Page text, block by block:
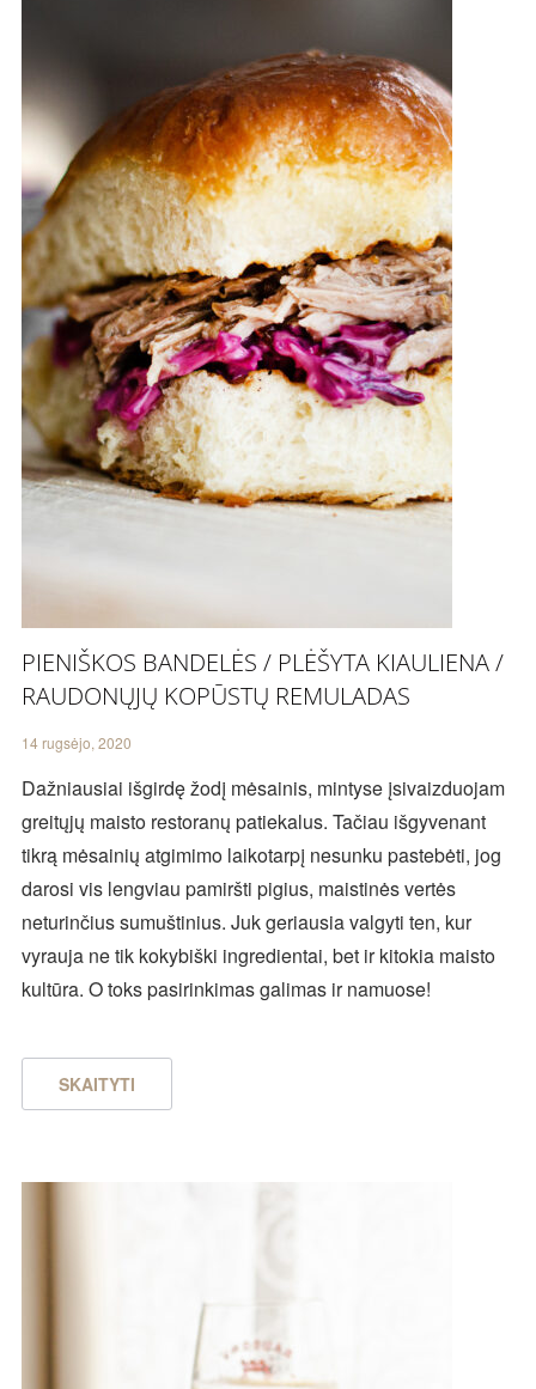
PIENIŠKOS BANDELĖS / PLĖŠYTA KIAULIENA /
RAUDONŲJŲ KOPŪSTŲ REMULADAS
14 rugsėjo, 2020
Dažniausiai išgirdę žodį mėsainis, mintyse įsivaizduojam
greitųjų maisto restoranų patiekalus. Tačiau išgyvenant
tikrą mėsainių atgimimo laikotarpį nesunku pastebėti, jog
darosi vis lengviau pamiršti pigius, maistinės vertės
neturinčius sumuštinius. Juk geriausia valgyti ten, kur
vyrauja ne tik kokybiški ingredientai, bet ir kitokia maisto
kultūra. O toks pasirinkimas galimas ir namuose!
SKAITYTI